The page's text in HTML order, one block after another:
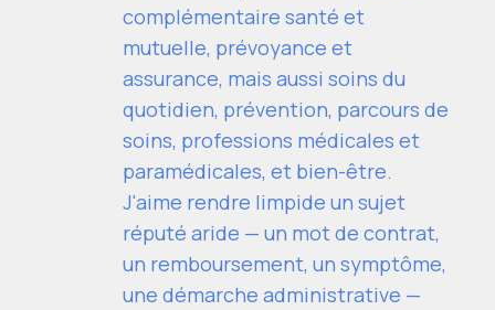
complémentaire santé et
mutuelle, prévoyance et
assurance, mais aussi soins du
quotidien, prévention, parcours de
soins, professions médicales et
paramédicales, et bien-être.
J'aime rendre limpide un sujet
réputé aride — un mot de contrat,
un remboursement, un symptôme,
une démarche administrative —